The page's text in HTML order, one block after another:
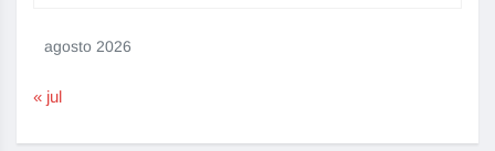
agosto 2026
« jul